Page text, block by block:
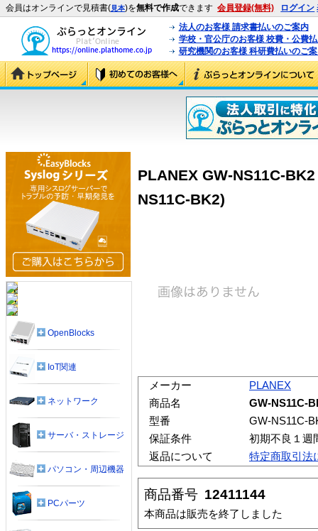
会員はオンラインで見積書(見本)を無料で作成できます 会員登録(無料) ログイン
法人のお客様 請求書払いのご案内
学校・官公庁のお客様 校費・公費
研究機関のお客様 科研費払いのご
PLANEX GW-NS11C-
NS11C-BK2)
メーカー
PLANEX
商品名
GW-NS11C-
型番
GW-NS11C-
保証条件
初期不良１週
返品について
特定商取引法
商品番号 12411144
本商品は販売を終了しました
OpenBlocks
IoT関連
ネットワーク
サーバ・ストレージ
パソコン・周辺機器
PCパーツ